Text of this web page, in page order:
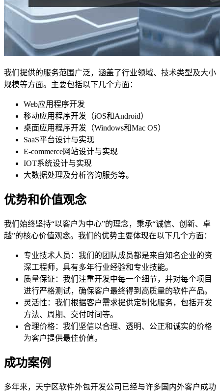
我们提供的服务范围广泛，涵盖了行业领域、技术类型及大小
规模等方面。主要包括以下几个方面：
Web应用程序开发
移动应用程序开发（iOS和Android）
桌面应用程序开发（Windows和Mac OS）
SaaS平台设计与实现
E-commerce网站设计与实现
IOT系统设计与实现
大数据处理及分析咨询服务等。
优势和价值观念
我们始终坚持“以客户为中心”的理念，秉承“诚信、创新、卓
越”的核心价值观念。我们的优势主要体现在以下几个方面：
专业技术人员：我们的团队成员都是来自知名企业的资
深工程师，具有多年行业经验和专业技能。
质量保证：我们注重开发中每一个细节，并对每个项目
进行严格测试，确保客户最终得到高质量的软件产品。
灵活性：我们根据客户需求提供定制化服务，包括开发
方法、周期、交付时间等。
合理价格：我们坚信以合理、透明、公正和诚实的价格
为客户提供最佳价值。
成功案例
多年来，天宁区软件外包开发公司已经与许多国内外客户成功